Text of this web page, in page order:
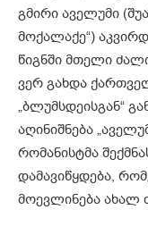
გმირი აველუმი
მოქალაქე“)
წიგნში მთელი
ვერ გახდა
„ბლუმსდეისგან“
აღინიშნება
რომანისტმა
დამავიწყდება,
მოევლინება ახალ